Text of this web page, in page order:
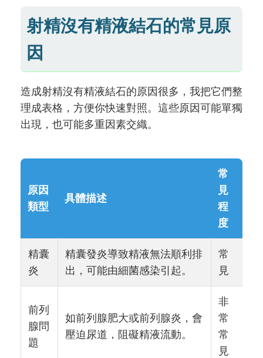
射精沒有精液結石的常見原
因
造成射精沒有精液結石的原因很多，我把它們整
理成表格，方便你快速對照。這些原因可能單獨
出現，也可能多重因素交織。
原因
類型
具體描述
常
見
程
度
精囊
炎
精囊發炎導致精液無法順利排
出，可能由細菌感染引起。
常
見
前列
腺問
題
如前列腺肥大或前列腺炎，會
壓迫尿道，阻礙精液流動。
非
常
常
見